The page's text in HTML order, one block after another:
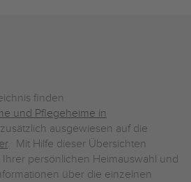
finden
und Pflegeheime in
ausgewiesen auf die
. Mit Hilfe dieser Übersichten
persönlichen Heimauswahl und
über die einzelnen